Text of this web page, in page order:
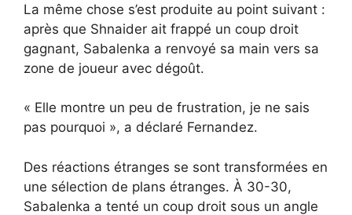
La même chose s’est produite au point suivant :
après que Shnaider ait frappé un coup droit
gagnant, Sabalenka a renvoyé sa main vers sa
zone de joueur avec dégoût.
« Elle montre un peu de frustration, je ne sais
pas pourquoi », a déclaré Fernandez.
Des réactions étranges se sont transformées en
une sélection de plans étranges. À 30-30,
Sabalenka a tenté un coup droit sous un angle